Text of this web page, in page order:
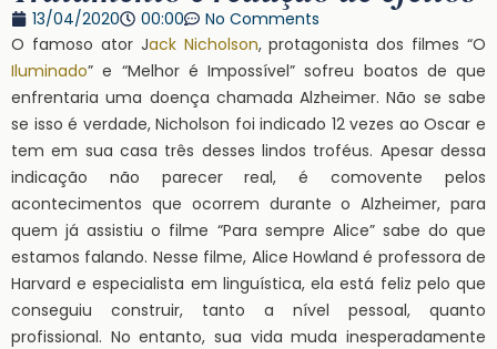
13/04/2020 00:00
No Comments
O famoso ator Jack Nicholson, protagonista dos filmes “O
Iluminado” e “Melhor é Impossível” sofreu boatos de que
enfrentaria uma doença chamada Alzheimer. Não se sabe
se isso é verdade, Nicholson foi indicado 12 vezes ao Oscar e
tem em sua casa três desses lindos troféus. Apesar dessa
indicação não parecer real, é comovente pelos
acontecimentos que ocorrem durante o Alzheimer, para
quem já assistiu o filme “Para sempre Alice” sabe do que
estamos falando. Nesse filme, Alice Howland é professora de
Harvard e especialista em linguística, ela está feliz pelo que
conseguiu construir, tanto a nível pessoal, quanto
profissional. No entanto, sua vida muda inesperadamente